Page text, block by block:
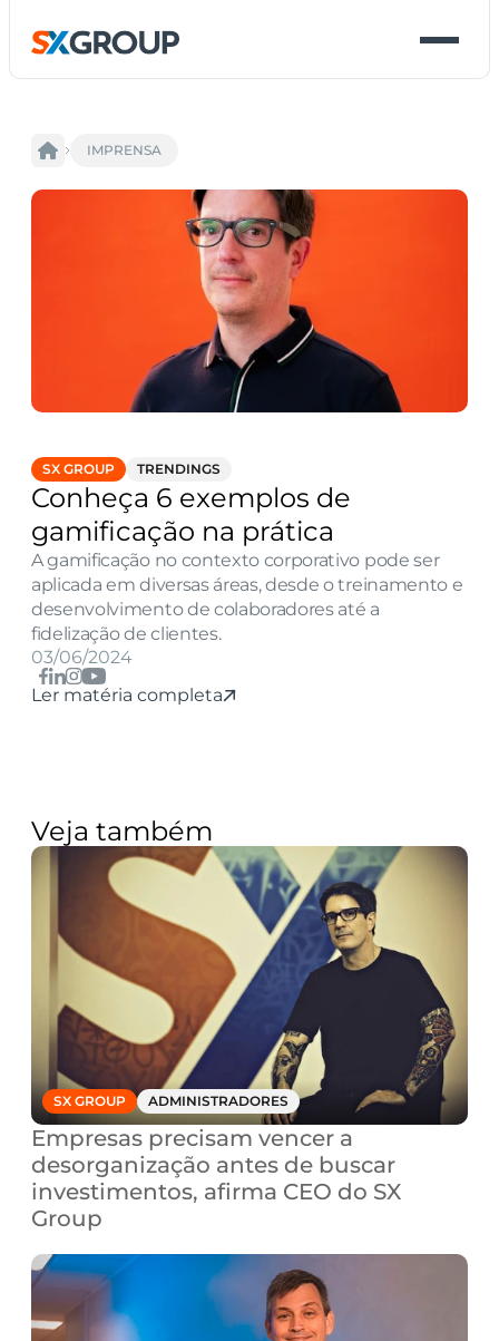
IMPRENSA
SX GROUP TRENDINGS
Conheça 6 exemplos de
gamificação na prática
A gamificação no contexto corporativo pode ser
aplicada em diversas áreas, desde o treinamento e
desenvolvimento de colaboradores até a
fidelização de clientes.
03/06/2024
Ler matéria completa
Veja também
SX GROUP ADMINISTRADORES
Empresas precisam vencer a
desorganização antes de buscar
investimentos, afirma CEO do SX
Group